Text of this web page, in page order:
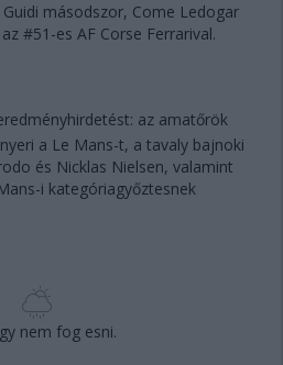
másodszor, Come Ledogar
#51-es AF Corse Ferrarival.
az amatőrök
a Le Mans-t, a tavaly bajnoki
és Nicklas Nielsen, valamint
i kategóriagyőztesnek
nem fog esni.